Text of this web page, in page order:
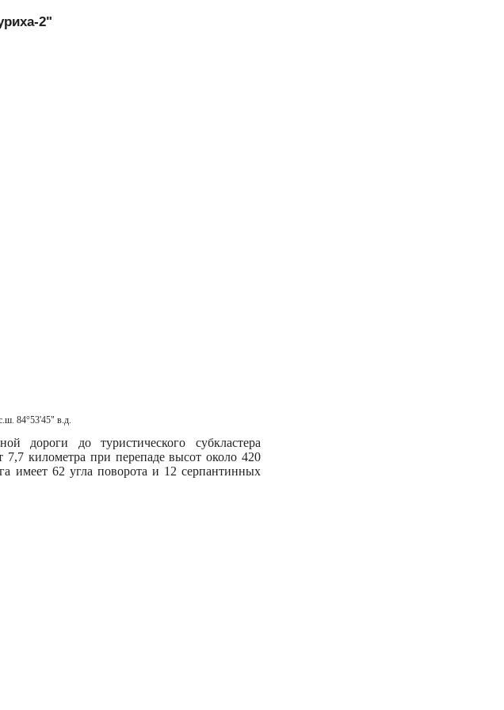
2"
84°53'45" в.д.
дороги до туристического субкластера
7,7 километра при перепаде высот около 420
имеет 62 угла поворота и 12 серпантинных